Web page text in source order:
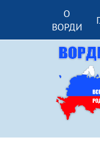
О
ВОРДИ